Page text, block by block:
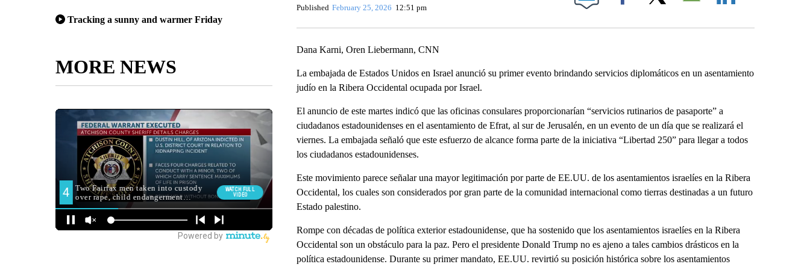
Tracking a sunny and warmer Friday
MORE NEWS
Published February 25, 2026 12:51 pm Facebook Email
Dana Karni, Oren Liebermann, CNN
La embajada de Estados Unidos en Israel anunció su primer evento brindando servicios diplomáticos en un asentamiento
judío en la Ribera Occidental ocupada por Israel.
El anuncio de este martes indicó que las oficinas consulares proporcionarían “servicios rutinarios de pasaporte” a
ciudadanos estadounidenses en el asentamiento de Efrat, al sur de Jerusalén, en un evento de un día que se realizará el
viernes. La embajada señaló que este esfuerzo de alcance forma parte de la iniciativa “Libertad 250” para llegar a todos
los ciudadanos estadounidenses.
Este movimiento parece señalar una mayor legitimación por parte de EE.UU. de los asentamientos israelíes en la Ribera
Occidental, los cuales son considerados por gran parte de la comunidad internacional como tierras destinadas a un futuro
Estado palestino.
Rompe con décadas de política exterior estadounidense, que ha sostenido que los asentamientos israelíes en la Ribera
Occidental son un obstáculo para la paz. Pero el presidente Donald Trump no es ajeno a tales cambios drásticos en la
política estadounidense. Durante su primer mandato, EE.UU. revirtió su posición histórica sobre los asentamientos